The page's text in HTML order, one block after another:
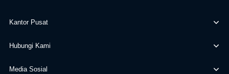
Kantor Pusat
Hubungi Kami
Media Sosial